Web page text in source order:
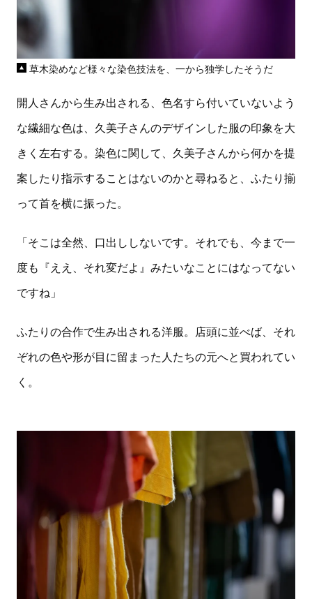
草木染めなど様々な染色技法を、一から独学したそうだ
開人さんから生み出される、色名すら付いていないよう
な繊細な色は、久美子さんのデザインした服の印象を大
きく左右する。染色に関して、久美子さんから何かを提
案したり指示することはないのかと尋ねると、ふたり揃
って首を横に振った。
「そこは全然、口出ししないです。それでも、今まで一
度も『ええ、それ変だよ』みたいなことにはなってない
ですね」
ふたりの合作で生み出される洋服。店頭に並べば、それ
ぞれの色や形が目に留まった人たちの元へと買われてい
く。